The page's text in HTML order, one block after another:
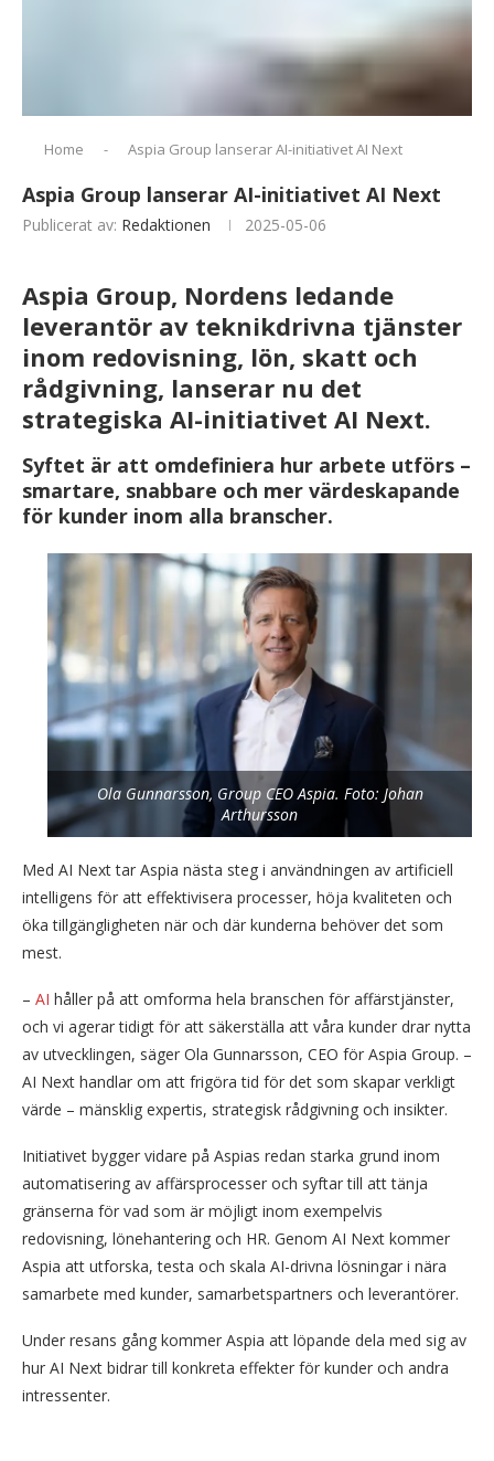
Home - Aspia Group lanserar AI-initiativet AI Next
Aspia Group lanserar AI-initiativet AI Next
Publicerat av: Redaktionen 2025-05-06
Aspia Group, Nordens ledande
leverantör av teknikdrivna tjänster
inom redovisning, lön, skatt och
rådgivning, lanserar nu det
strategiska AI-initiativet AI Next.
Syftet är att omdefiniera hur arbete utförs –
smartare, snabbare och mer värdeskapande
för kunder inom alla branscher.
Ola Gunnarsson, Group CEO Aspia. Foto: Johan
Arthursson
Med AI Next tar Aspia nästa steg i användningen av artificiell
intelligens för att effektivisera processer, höja kvaliteten och
öka tillgängligheten när och där kunderna behöver det som
mest.
– AI håller på att omforma hela branschen för affärstjänster,
och vi agerar tidigt för att säkerställa att våra kunder drar nytta
av utvecklingen, säger Ola Gunnarsson, CEO för Aspia Group. –
AI Next handlar om att frigöra tid för det som skapar verkligt
värde – mänsklig expertis, strategisk rådgivning och insikter.
Initiativet bygger vidare på Aspias redan starka grund inom
automatisering av affärsprocesser och syftar till att tänja
gränserna för vad som är möjligt inom exempelvis
redovisning, lönehantering och HR. Genom AI Next kommer
Aspia att utforska, testa och skala AI-drivna lösningar i nära
samarbete med kunder, samarbetspartners och leverantörer.
Under resans gång kommer Aspia att löpande dela med sig av
hur AI Next bidrar till konkreta effekter för kunder och andra
intressenter.